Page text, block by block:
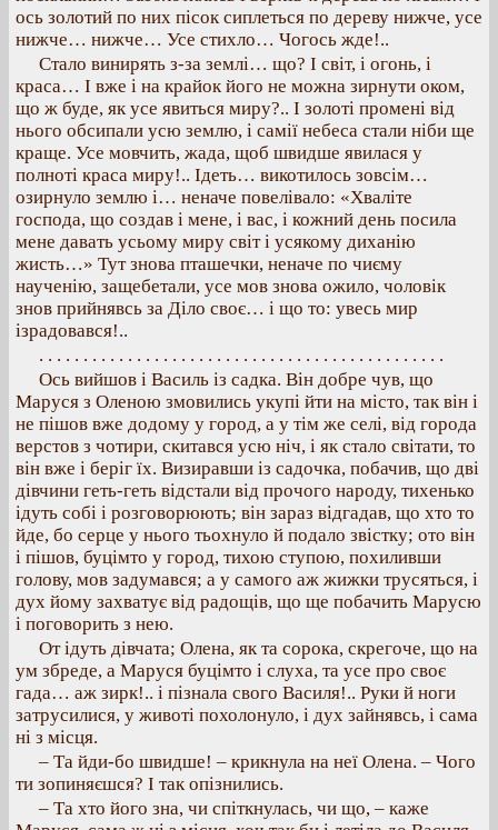
ось золотий по них пісок сиплеться по дереву нижче, усе
нижче… нижче… Усе стихло… Чогось жде!..
Стало винирять з-за землі… що? І світ, і огонь, і
краса… І вже і на крайок його не можна зирнути оком,
що ж буде, як усе явиться миру?.. І золоті промені від
нього обсипали усю землю, і самії небеса стали ніби ще
краще. Усе мовчить, жада, щоб швидше явилася у
полноті краса миру!.. Ідеть… викотилось зовсім…
озирнуло землю і… неначе повелівало: «Хваліте
господа, що создав і мене, і вас, і кожний день посила
мене давать усьому миру світ і усякому диханію
жисть…» Тут знова пташечки, неначе по чиєму
наученію, защебетали, усе мов знова ожило, чоловік
знов прийнявсь за Діло своє… і що то: увесь мир
ізрадовався!..
. . . . . . . . . . . . . . . . . . . . . . . . . . . . . . . . . . . . . . . . . . . . . .
Ось вийшов і Василь із садка. Він добре чув, що
Маруся з Оленою змовились укупі йти на місто, так він і
не пішов вже додому у город, а у тім же селі, від города
верстов з чотири, скитався усю ніч, і як стало світати, то
він вже і беріг їх. Визиравши із садочка, побачив, що дві
дівчини геть-геть відстали від прочого народу, тихенько
ідуть собі і розговорюють; він зараз відгадав, що хто то
йде, бо серце у нього тьохнуло й подало звістку; ото він
і пішов, буцімто у город, тихою ступою, похиливши
голову, мов задумався; а у самого аж жижки трусяться, і
дух йому захватує від радощів, що ще побачить Марусю
і поговорить з нею.
От ідуть дівчата; Олена, як та сорока, скрегоче, що на
ум збреде, а Маруся буцімто і слуха, та усе про своє
гада… аж зирк!.. і пізнала свого Василя!.. Руки й ноги
затрусилися, у животі похолонуло, і дух зайнявсь, і сама
ні з місця.
– Та йди-бо швидше! – крикнула на неї Олена. – Чого
ти зопиняєшся? І так опізнились.
– Та хто його зна, чи спіткнулась, чи що, – каже